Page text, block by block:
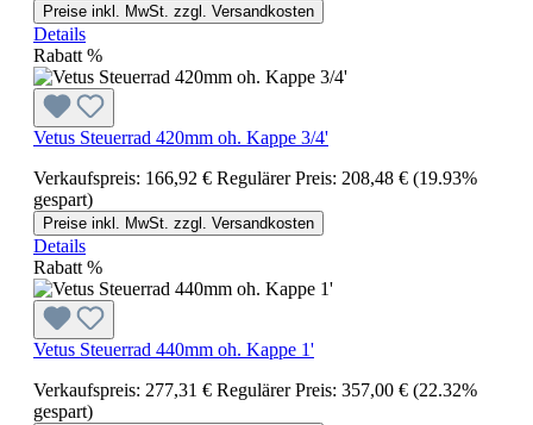
Preise inkl. MwSt. zzgl. Versandkosten
Details
Rabatt %
Vetus Steuerrad 420mm oh. Kappe 3/4'
Verkaufspreis: 166,92 € Regulärer Preis: 208,48 € (19.93%
gespart)
Preise inkl. MwSt. zzgl. Versandkosten
Details
Rabatt %
Vetus Steuerrad 440mm oh. Kappe 1'
Verkaufspreis: 277,31 € Regulärer Preis: 357,00 € (22.32%
gespart)